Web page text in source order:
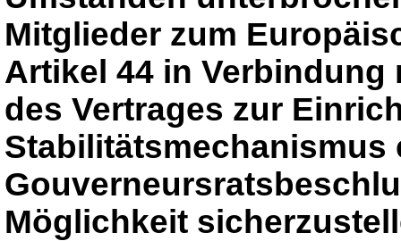
Mitglieder zum
Artikel 44 in Verbindung
des Vertrages zur
Stabilitätsmechanismus
Möglichkeit